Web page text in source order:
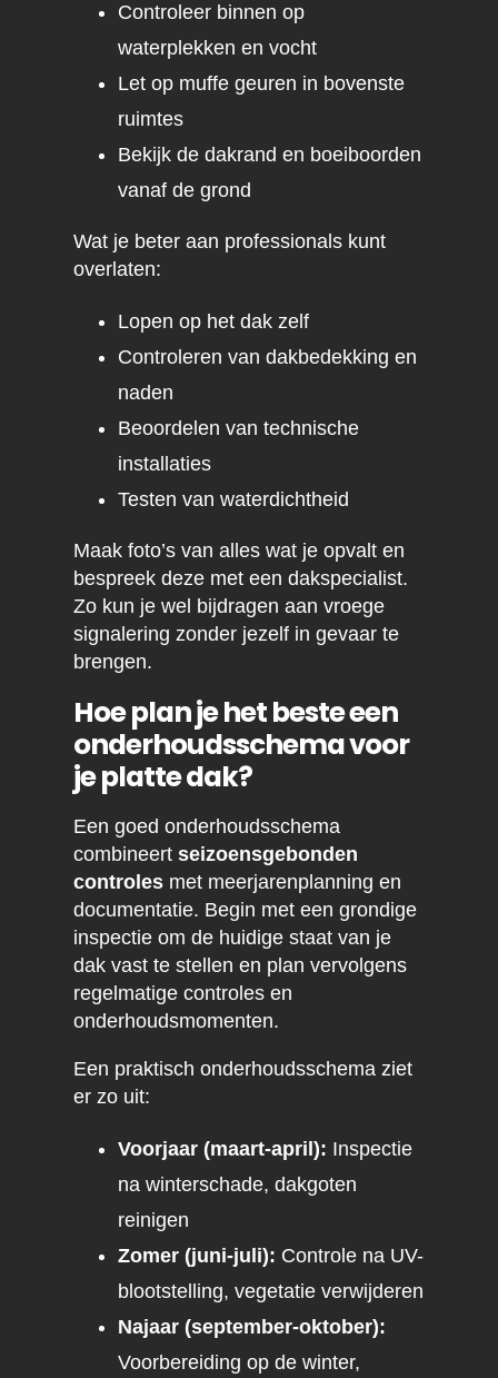
Controleer binnen op
waterplekken en vocht
Let op muffe geuren in bovenste
ruimtes
Bekijk de dakrand en boeiboorden
vanaf de grond
Wat je beter aan professionals kunt
overlaten:
Lopen op het dak zelf
Controleren van dakbedekking en
naden
Beoordelen van technische
installaties
Testen van waterdichtheid
Maak foto’s van alles wat je opvalt en
bespreek deze met een dakspecialist.
Zo kun je wel bijdragen aan vroege
signalering zonder jezelf in gevaar te
brengen.
Hoe plan je het beste een
onderhoudsschema voor
je platte dak?
Een goed onderhoudsschema
combineert seizoensgebonden
controlesmet meerjarenplanning en
documentatie. Begin met een grondige
inspectie om de huidige staat van je
dak vast te stellen en plan vervolgens
regelmatige controles en
onderhoudsmomenten.
Een praktisch onderhoudsschema ziet
er zo uit:
Voorjaar (maart-april): Inspectie
na winterschade, dakgoten
reinigen
Zomer (juni-juli): Controle na UV-
blootstelling, vegetatie verwijderen
Najaar (september-oktober):
Voorbereiding op de winter,